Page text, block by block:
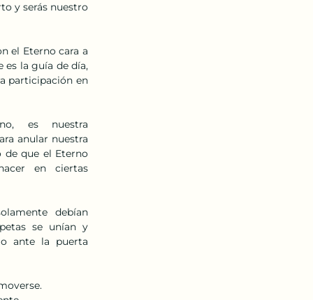
y serás nuestro
el Eterno cara a
es la guía de día,
participación en
es  nuestra
anular nuestra
de que el Eterno
en  ciertas
debían
se  unían  y
ante  la  puerta